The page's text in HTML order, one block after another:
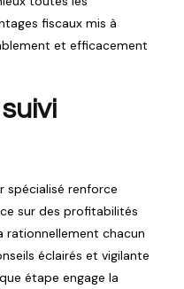
fiscaux mis à
et efficacement
spécialisé renforce
sur des profitabilités
rationnellement chacun
éclairés et vigilante
étape engage la